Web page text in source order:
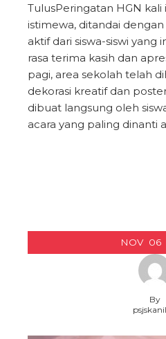
Tulus​Peringatan HGN kali
istimewa, ditandai
aktif dari siswa-siswi yang
rasa terima kasih dan
pagi, area sekolah telah
dekorasi kreatif dan
dibuat langsung oleh
acara yang paling dinanti
NOV 06
By